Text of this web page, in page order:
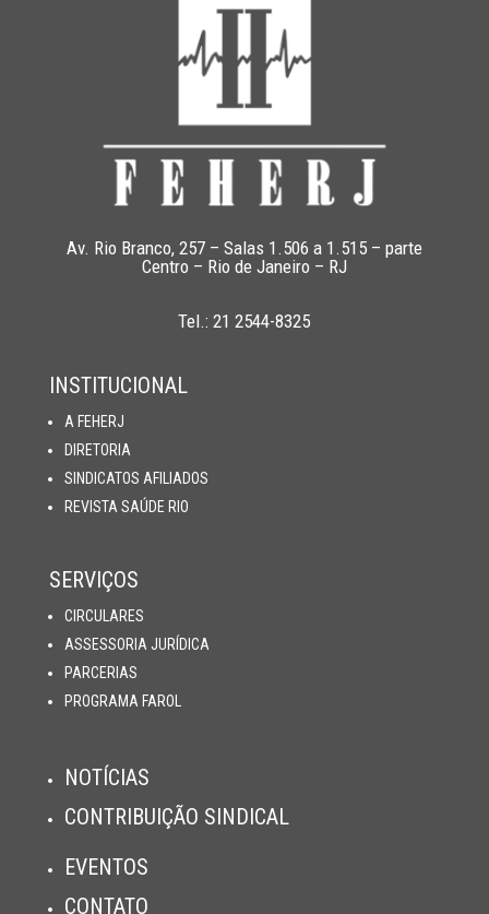
Av. Rio Branco, 257 – Salas 1.506 a 1.515 – parte
Centro – Rio de Janeiro – RJ
Tel.: 21 2544-8325
INSTITUCIONAL
A FEHERJ
DIRETORIA
SINDICATOS AFILIADOS
REVISTA SAÚDE RIO
SERVIÇOS
CIRCULARES
ASSESSORIA JURÍDICA
PARCERIAS
PROGRAMA FAROL
NOTÍCIAS
CONTRIBUIÇÃO SINDICAL
EVENTOS
CONTATO